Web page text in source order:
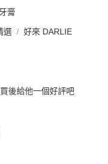
牙膏
選 好來 DARLIE
後給他一個好評吧